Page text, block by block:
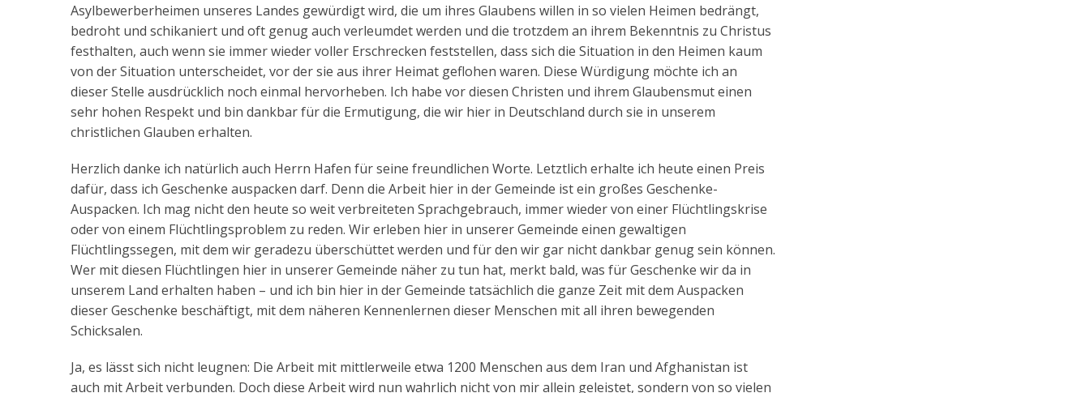
Asylbewerberheimen unseres Landes gewürdigt wird, die um ihres Glaubens willen in so vielen Heimen bedrängt,
bedroht und schikaniert und oft genug auch verleumdet werden und die trotzdem an ihrem Bekenntnis zu Christus
festhalten, auch wenn sie immer wieder voller Erschrecken feststellen, dass sich die Situation in den Heimen kaum
von der Situation unterscheidet, vor der sie aus ihrer Heimat geflohen waren. Diese Würdigung möchte ich an
dieser Stelle ausdrücklich noch einmal hervorheben. Ich habe vor diesen Christen und ihrem Glaubensmut einen
sehr hohen Respekt und bin dankbar für die Ermutigung, die wir hier in Deutschland durch sie in unserem
christlichen Glauben erhalten.
Herzlich danke ich natürlich auch Herrn Hafen für seine freundlichen Worte. Letztlich erhalte ich heute einen Preis
dafür, dass ich Geschenke auspacken darf. Denn die Arbeit hier in der Gemeinde ist ein großes Geschenke-
Auspacken. Ich mag nicht den heute so weit verbreiteten Sprachgebrauch, immer wieder von einer Flüchtlingskrise
oder von einem Flüchtlingsproblem zu reden. Wir erleben hier in unserer Gemeinde einen gewaltigen
Flüchtlingssegen, mit dem wir geradezu überschüttet werden und für den wir gar nicht dankbar genug sein können.
Wer mit diesen Flüchtlingen hier in unserer Gemeinde näher zu tun hat, merkt bald, was für Geschenke wir da in
unserem Land erhalten haben – und ich bin hier in der Gemeinde tatsächlich die ganze Zeit mit dem Auspacken
dieser Geschenke beschäftigt, mit dem näheren Kennenlernen dieser Menschen mit all ihren bewegenden
Schicksalen.
Ja, es lässt sich nicht leugnen: Die Arbeit mit mittlerweile etwa 1200 Menschen aus dem Iran und Afghanistan ist
auch mit Arbeit verbunden. Doch diese Arbeit wird nun wahrlich nicht von mir allein geleistet, sondern von so vielen